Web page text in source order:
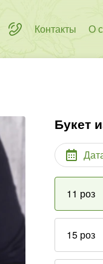
Контакты О
Букет
11 роз
15 роз